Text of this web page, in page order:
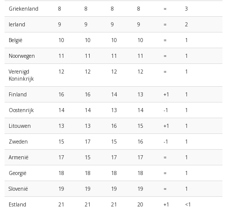
Griekenland 8 8 8 8 = 3
Ierland 9 9 9 9 = 2
België 10 10 10 10 = 1
Noorwegen 11 11 11 11 = 1
Verenigd
Koninkrijk
12 12 12 12 = 1
Finland 16 16 14 13 +1 1
Oostenrijk 14 14 13 14 -1 1
Litouwen 13 13 16 15 +1 1
Zweden 15 17 15 16 -1 1
Armenië 17 15 17 17 = 1
Georgië 18 18 18 18 = 1
Slovenië 19 19 19 19 = 1
Estland 21 21 21 20 +1 <1